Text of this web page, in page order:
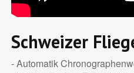
Schweizer
- Automatik